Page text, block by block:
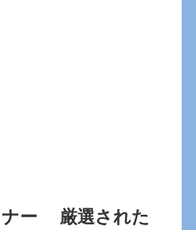
ナー 厳選された